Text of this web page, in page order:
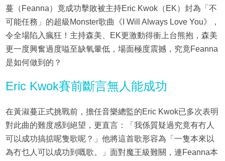
蔓（Feanna）竟成功擊敗被主持Eric Kwok（EK）封為「不
可能任務」的超級Monster歌曲《I Will Always Love You》，
令全場陷入瘋狂！主持森美、EK更激動得衝上台熊抱，森美
更一度興奮過度嗌至缺氧暈低，場面極度震撼，究竟Feanna
是如何做到的？
Eric Kwok賽前斷言無人能成功
在黃淑蔓正式挑戰前，擔任音樂總監的Eric Kwok已多次表明
對此曲的難度感到絕望，更直言：「我係質疑過究竟有冇人
可以成功搞掂呢隻歌呢？」他將這首歌形容為「一隻本來以
為冇乜人可以成功到嘅歌。」面對魔王級難關，連Feanna本